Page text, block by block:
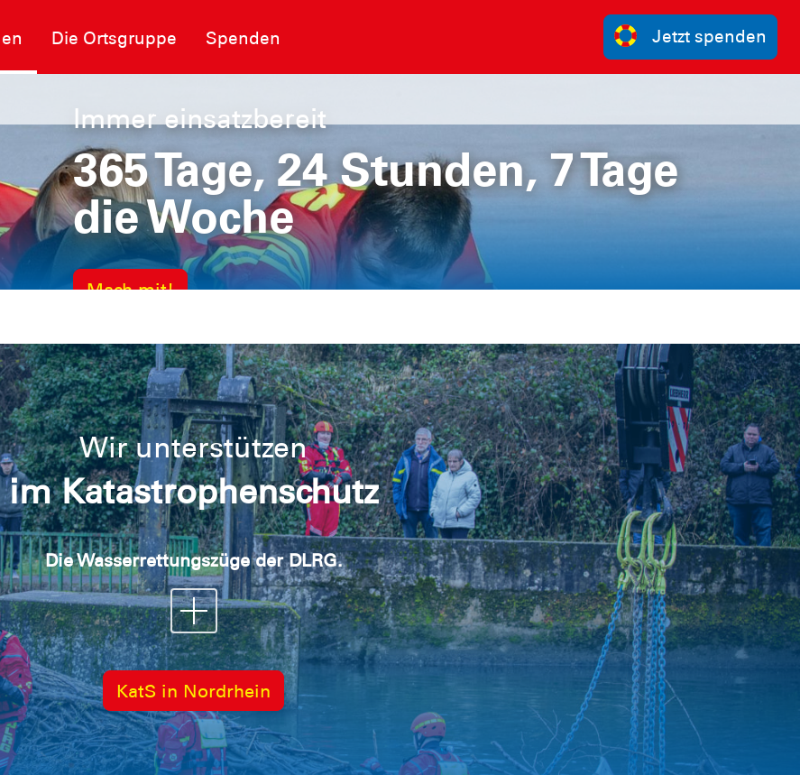
Die Ortsgruppe Spenden Jetzt spenden
Immer einsatzbereit
365 Tage, 24 Stunden, 7 Tage
die Woche
Mach mit!
Wir unterstützen
im Katastrophenschutz
Die Wasserrettungszüge der DLRG.
KatS in Nordrhein